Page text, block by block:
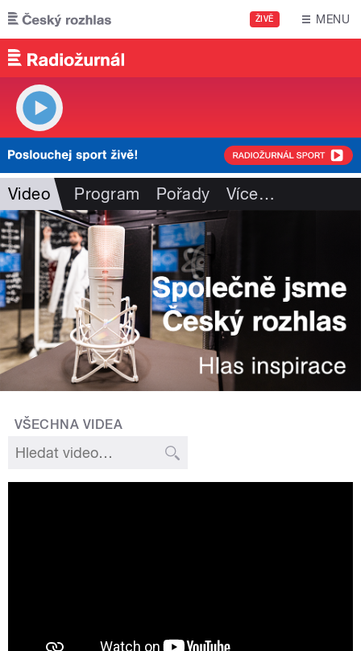
Přejít k hlavnímu obsahu
ŽIVĚ MENU
Video Program Pořady Více…
VŠECHNA VIDEA